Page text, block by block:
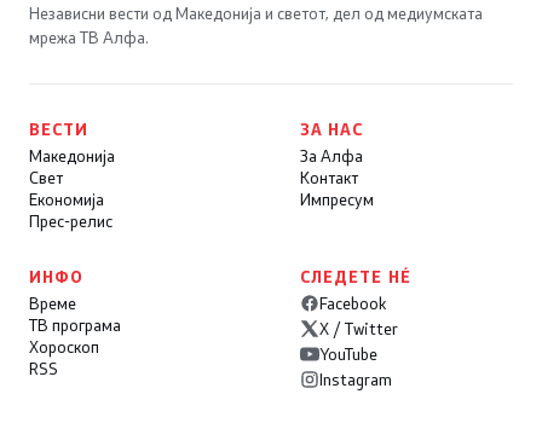
Независни вести од Македонија и светот, дел од медиумската
мрежа ТВ Алфа.
ВЕСТИ
Македонија
Свет
Економија
Прес-релис
ЗА НАС
За Алфа
Контакт
Импресум
ИНФО
Време
ТВ програма
Хороскоп
RSS
СЛЕДЕТЕ НÉ
Facebook
X / Twitter
YouTube
Instagram